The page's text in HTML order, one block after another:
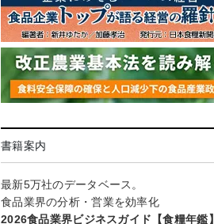
書籍案内
最新5万社のデータベース。
食品業界の分析・営業を効率化
2026食品業界ビジネスガイド【食糧年鑑】